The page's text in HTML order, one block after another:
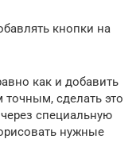
кнопки на
как и добавить
точным, сделать это
специальную
нужные